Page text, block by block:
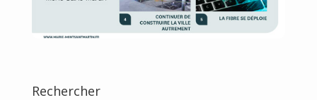
Rechercher